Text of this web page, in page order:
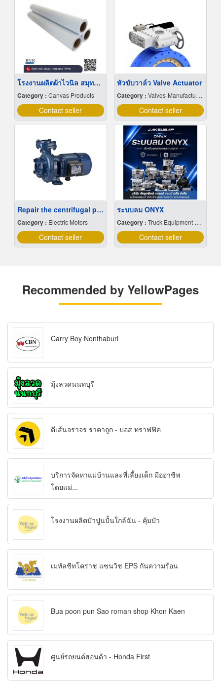
โรงงานผลิตผ้าไวนิล สมุทรปราการ
Category : Canvas Products
Contact seller
หัวขับวาล์ว Valve Actuator
Category : Valves-Manufacturers & Distributors
Contact seller
Repair the centrifugal pump.
Category : Electric Motors
Contact seller
ระบบลม ONYX
Category : Truck Equipment & Parts
Contact seller
Recommended by YellowPages
Carry Boy Nonthaburi
มุ้งลวดนนทบุรี
ตีเส้นจราจร ราคาถูก - บอส ทราฟฟิค
บริการจัดหาแม่บ้านและพี่เลี้ยงเด็ก มืออาชีพ
โดยแม่...
โรงงานผลิตบัวปูนปั้นใกล้ฉัน - คุ้มบัว
เมทัลชีทโคราช แซนวิช EPS กันความร้อน
Bua poon pun Sao roman shop Khon Kaen
ศูนย์รถยนต์ฮอนด้า - Honda First